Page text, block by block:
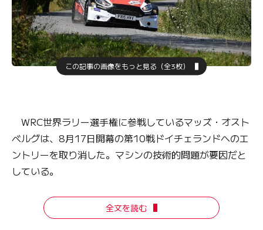
この記事の画像をもっと見る（全3枚）
WRC世界ラリー選手権に参戦しているマッズ・オスト
ベルグは、8月17日開幕の第10戦ドイチェランドへのエ
ントリーを取り消した。マシンの技術的問題が要因だと
している。
全文を読む